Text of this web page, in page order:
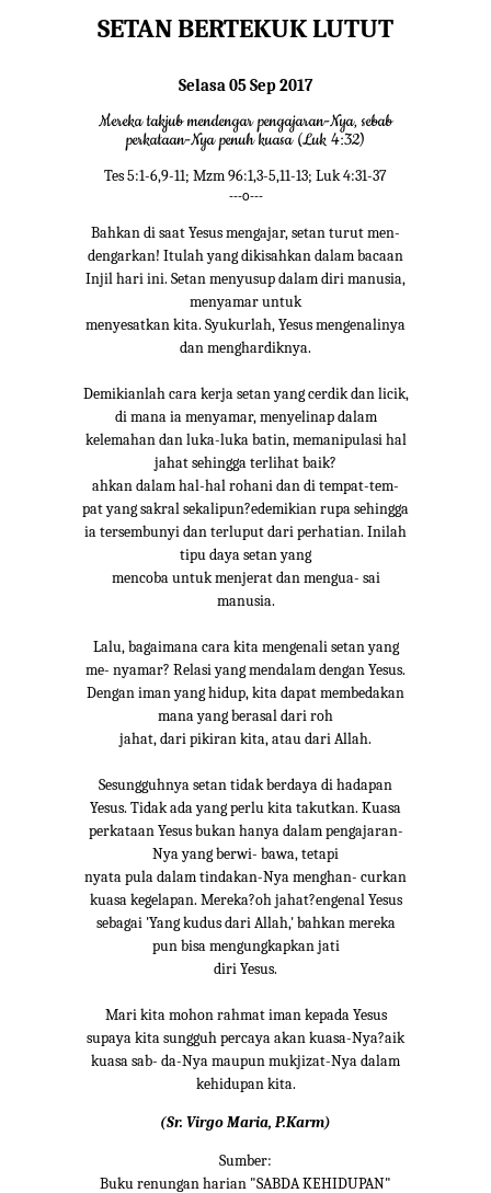
SETAN BERTEKUK LUTUT
Selasa 05 Sep 2017
Mereka takjub mendengar pengajaran-Nya, sebab
perkataan-Nya penuh kuasa (Luk 4:32)
Tes 5:1-6,9-11; Mzm 96:1,3-5,11-13; Luk 4:31-37
---o---
Bahkan di saat Yesus mengajar, setan turut men-
dengarkan! Itulah yang dikisahkan dalam bacaan
Injil hari ini. Setan menyusup dalam diri manusia,
menyamar untuk
menyesatkan kita. Syukurlah, Yesus mengenalinya
dan menghardiknya.
Demikianlah cara kerja setan yang cerdik dan licik,
di mana ia menyamar, menyelinap dalam
kelemahan dan luka-luka batin, memanipulasi hal
jahat sehingga terlihat baik?
ahkan dalam hal-hal rohani dan di tempat-tem-
pat yang sakral sekalipun?edemikian rupa sehingga
ia tersembunyi dan terluput dari perhatian. Inilah
tipu daya setan yang
mencoba untuk menjerat dan mengua- sai
manusia.
Lalu, bagaimana cara kita mengenali setan yang
me- nyamar? Relasi yang mendalam dengan Yesus.
Dengan iman yang hidup, kita dapat membedakan
mana yang berasal dari roh
jahat, dari pikiran kita, atau dari Allah.
Sesungguhnya setan tidak berdaya di hadapan
Yesus. Tidak ada yang perlu kita takutkan. Kuasa
perkataan Yesus bukan hanya dalam pengajaran-
Nya yang berwi- bawa, tetapi
nyata pula dalam tindakan-Nya menghan- curkan
kuasa kegelapan. Mereka?oh jahat?engenal Yesus
sebagai 'Yang kudus dari Allah,' bahkan mereka
pun bisa mengungkapkan jati
diri Yesus.
Mari kita mohon rahmat iman kepada Yesus
supaya kita sungguh percaya akan kuasa-Nya?aik
kuasa sab- da-Nya maupun mukjizat-Nya dalam
kehidupan kita.
(Sr. Virgo Maria, P.Karm)
Sumber:
Buku renungan harian "SABDA KEHIDUPAN"